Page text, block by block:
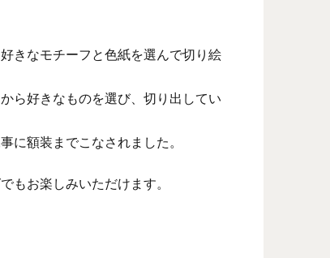
きなモチーフと色紙を選んで切り絵
ら好きなものを選び、切り出してい
に額装までこなされました。
もお楽しみいただけます。